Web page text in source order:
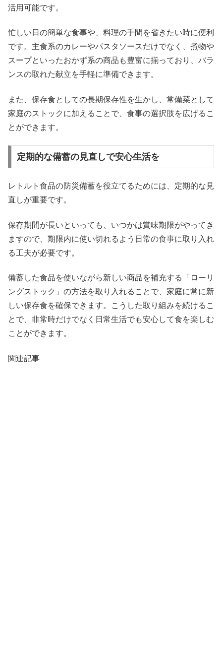
活用可能です。
忙しい日の簡単な食事や、料理の手間を省きたい時に便利
です。主食系のカレーやパスタソースだけでなく、煮物や
スープといったおかず系の商品も豊富に揃っており、バラ
ンスの取れた献立を手軽に準備できます。
また、保存食としての長期保存性を生かし、常備菜として
家庭のストックに加えることで、食事の選択肢を広げるこ
とができます。
定期的な備蓄の見直しで安心生活を
レトルト食品の防災備蓄を役立てるためには、定期的な見
直しが重要です。
保存期間が長いといっても、いつかは賞味期限がやってき
ますので、期限内に使い切れるよう日常の食事に取り入れ
る工夫が必要です。
備蓄した食品を使いながら新しい商品を補充する「ローリ
ングストック」の方法を取り入れることで、家庭に常に新
しい保存食を確保できます。こうした取り組みを続けるこ
とで、非常時だけでなく日常生活でも安心して食を楽しむ
ことができます。
関連記事